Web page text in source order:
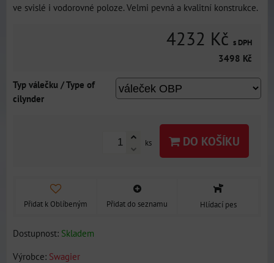
ve svislé i vodorovné poloze. Velmi pevná a kvalitní konstrukce.
4232 Kč s DPH
3498 Kč
Typ válečku / Type of
cilynder
ks DO KOŠÍKU
Přidat k Oblíbeným Přidat do seznamu Hlídací pes
Dostupnost: Skladem
Výrobce: Swagier